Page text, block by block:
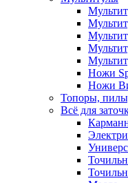
Ножи
Ножи
Топоры,
Всё для